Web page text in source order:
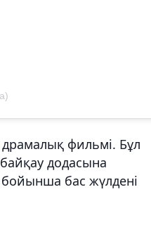
фильмі. Бұл
додасына
бас жүлдені